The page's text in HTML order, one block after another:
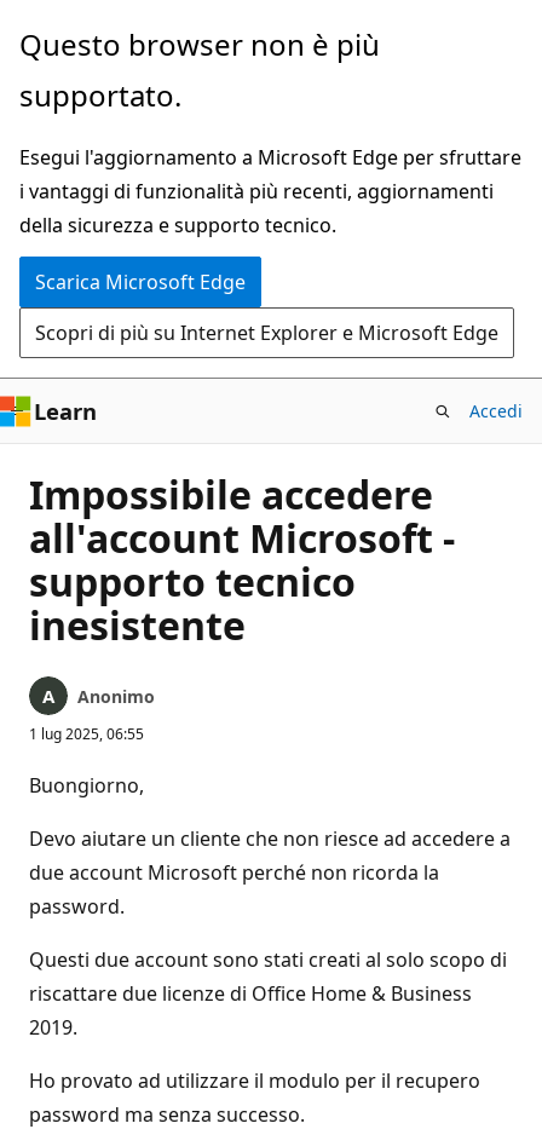
Ignora
passa
contenuto
principale
Questo browser non è più
supportato.
Esegui l'aggiornamento a Microsoft Edge per sfruttare
i vantaggi di funzionalità più recenti, aggiornamenti
della sicurezza e supporto tecnico.
Scarica Microsoft Edge
Scopri di più su Internet Explorer e Microsoft Edge
Learn Accedi
Impossibile accedere
all'account Microsoft -
supporto tecnico
inesistente
Anonimo
1 lug 2025, 06:55
Buongiorno,
Devo aiutare un cliente che non riesce ad accedere a
due account Microsoft perché non ricorda la
password.
Questi due account sono stati creati al solo scopo di
riscattare due licenze di Office Home & Business
2019.
Ho provato ad utilizzare il modulo per il recupero
password ma senza successo.